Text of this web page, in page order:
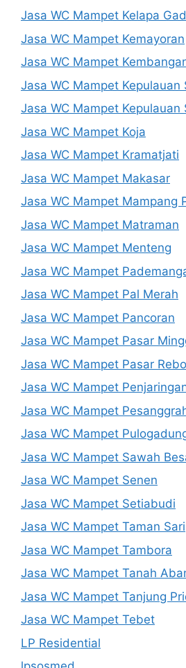
Jasa WC Mampet Kelapa
Jasa WC Mampet Kemayoran
Jasa WC Mampet
Jasa WC Mampet Kepulauan
Jasa WC Mampet Kepulauan
Jasa WC Mampet Koja
Jasa WC Mampet Kramatjati
Jasa WC Mampet Makasar
Jasa WC Mampet Mampang
Jasa WC Mampet Matraman
Jasa WC Mampet Menteng
Jasa WC Mampet
Jasa WC Mampet Pal Merah
Jasa WC Mampet Pancoran
Jasa WC Mampet Pasar
Jasa WC Mampet Pasar Rebo
Jasa WC Mampet
Jasa WC Mampet
Jasa WC Mampet
Jasa WC Mampet Sawah
Jasa WC Mampet Senen
Jasa WC Mampet Setiabudi
Jasa WC Mampet Taman Sari
Jasa WC Mampet Tambora
Jasa WC Mampet Tanah
Jasa WC Mampet Tanjung
Jasa WC Mampet Tebet
LP Residential